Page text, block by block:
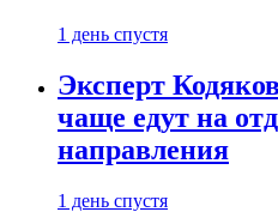
1 день спустя
Эксперт
чаще едут на
направления
1 день спустя